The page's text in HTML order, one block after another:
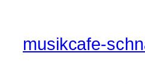
musikcafe-